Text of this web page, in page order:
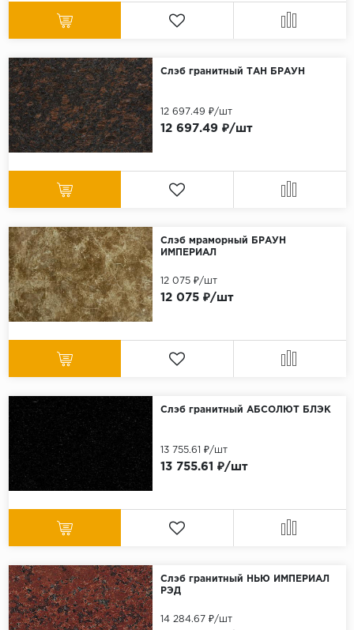
Слэб гранитный ТАН БРАУН
12 697.49 ₽/шт
12 697.49 ₽/шт
Слэб мраморный БРАУН
ИМПЕРИАЛ
12 075 ₽/шт
12 075 ₽/шт
Слэб гранитный АБСОЛЮТ БЛЭК
13 755.61 ₽/шт
13 755.61 ₽/шт
Слэб гранитный НЬЮ ИМПЕРИАЛ
РЭД
14 284.67 ₽/шт